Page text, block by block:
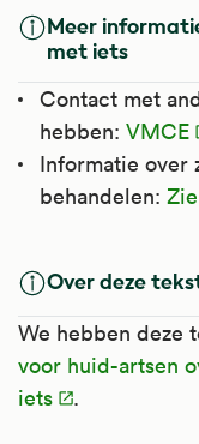
Meer
met iets
Contact met
hebben: VMCE
Informatie over
behandelen:
Over deze
We hebben deze
voor huid-artsen
iets
.